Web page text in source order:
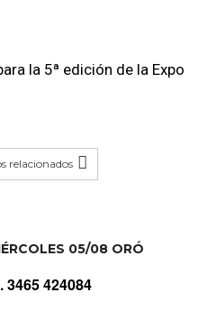
la 5ª edición de la Expo
relacionados
05/08 ORÓ
3465 424084